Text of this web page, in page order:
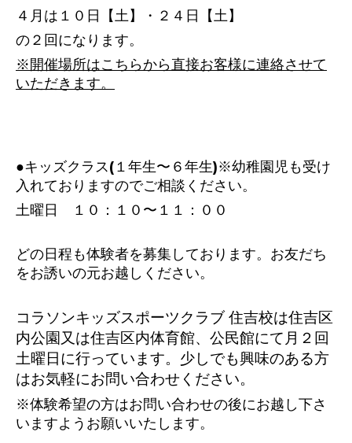
４月は１０日【土】・２４日【土】
の２回になります。
※開催場所はこちらから直接お客様に連絡させて
いただきます。
●キッズクラス(１年生〜６年生)※幼稚園児も受け
入れておりますのでご相談ください。
土曜日 １０：１０〜１１：００
どの日程も体験者を募集しております。お友だち
をお誘いの元お越しください。
コラソンキッズスポーツクラブ 住吉校は住吉区
内公園又は住吉区内体育館、公民館にて 月２回
土曜日に行っています。少しでも興味のある方
はお気軽にお問い合わせください。
※体験希望の方はお問い合わせの後にお越し下さ
いますようお願いいたします。